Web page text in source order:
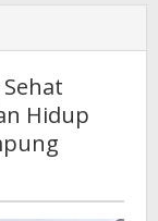
Hidup